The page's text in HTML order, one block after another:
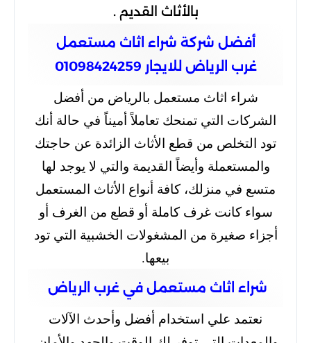
بالأثاث القديم .
أفضل شركة شراء اثاث مستعمل
غرب الرياض للايجار 01098424259
شراء اثاث مستعمل بالرياض من أفضل
الشركات التي تمنحك تعاملاً أميناً في حالة أنك
تود التخلص من قطع الأثاث الزائدة عن حاجتك
والمستعملة وأيضاً القديمة والتي لا يوجد لها
متسع في منزلك، كافة أنواع الأثاث المستعمل
سواء كانت غرف كاملة أو قطع من الغرف أو
أجزاء صغيرة من المشغولات الخشبية التي تود
بيعها.
شراء اثاث مستعمل في غرب الرياض
نعتمد علي استخدام أفضل وأحدث الآلات